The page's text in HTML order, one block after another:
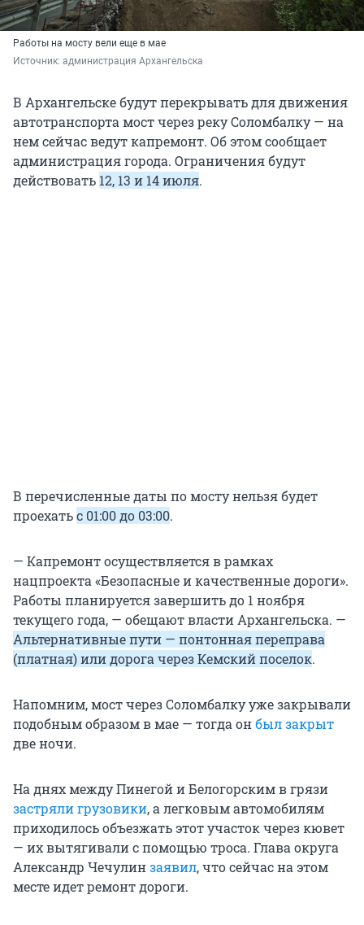
Работы на мосту вели еще в мае
Источник: администрация Архангельска
В Архангельске будут перекрывать для движения
автотранспорта мост через реку Соломбалку — на
нем сейчас ведут капремонт. Об этом сообщает
администрация города. Ограничения будут
действовать 12, 13 и 14 июля.
В перечисленные даты по мосту нельзя будет
проехатьс 01:00 до 03:00.
— Капремонт осуществляется в рамках
нацпроекта «Безопасные и качественные дороги».
Работы планируется завершить до 1 ноября
текущего года, — обещают власти Архангельска. —
Альтернативные пути — понтонная переправа
(платная) или дорога через Кемский поселок.
Напомним, мост через Соломбалку уже закрывали
подобным образом в мае — тогда онбыл закрыт
две ночи.
На днях между Пинегой и Белогорским в грязи
застряли грузовики, а легковым автомобилям
приходилось объезжать этот участок через кювет
— их вытягивали с помощью троса. Глава округа
Александр Чечулинзаявил, что сейчас на этом
месте идет ремонт дороги.